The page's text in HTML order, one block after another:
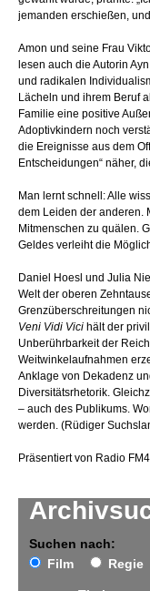
Suchen nach:
Film
Regie
jemanden erschießen,
Amon und seine Frau
lesen auch die Autorin
und radikalen
Lächeln und ihrem Beruf
Familie eine positive
Adoptivkindern noch
die Ereignisse aus dem
Entscheidungen“ näher,
Man lernt schnell: Alle
dem Leiden der anderen.
Mitmenschen zu quälen.
Geldes verleiht die
Daniel Hoesl und Julia
Welt der oberen
Grenzüberschreitungen
Veni Vidi Vici hält der
Unberührbarkeit der
Weitwinkelaufnahmen
Anklage von Dekadenz
Diversitätsrhetorik.
– auch des Publikums.
werden. (Rüdiger
Präsentiert von Radio FM4